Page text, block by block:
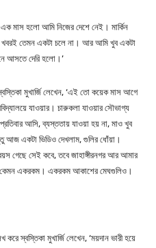
এক মাস হলো আমি নিজের দেশে নেই। মার্কিন
খবরই তেমন একটা চলে না। আর আমি খুব একটা
আসতে দেরি হলো।’
মুখার্জি লেখেন, ‘এই তো কয়েক মাস আগে
যাওয়ার। চারুকলা যাওয়ার সৌভাগ্য
আসি, ব্যস্ততায় যাওয়া হয় না, মাও খুব
আজ একটা ভিডিও দেখলাম, গুলির ধোঁয়া।
গেছে সেই কবে, তবে জাহাঙ্গীরনগর আর আমার
কেমন একরকম। একরকম আকাশের মেঘগুলিও।
স্বস্তিকা মুখার্জি লেখেন, ‘ময়দান ভারী হয়ে